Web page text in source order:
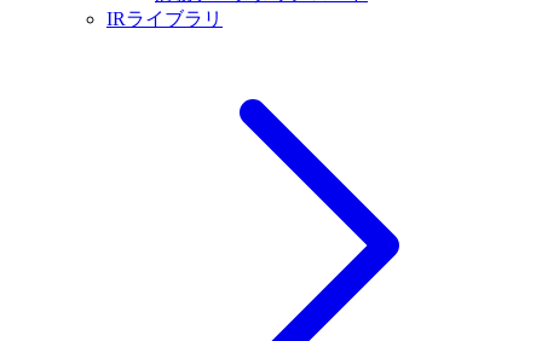
IRライブラリ